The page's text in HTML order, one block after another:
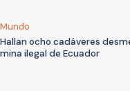
Mundo
Hallan ocho cadáveres
mina ilegal de Ecuador